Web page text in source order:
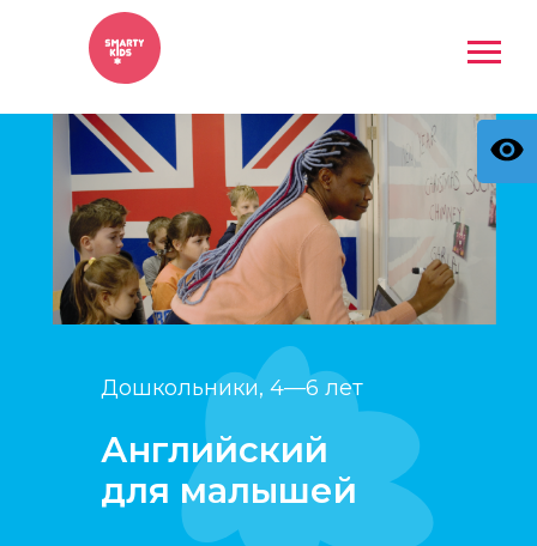
Дошкольники, 4—6 лет
Английский
для малышей